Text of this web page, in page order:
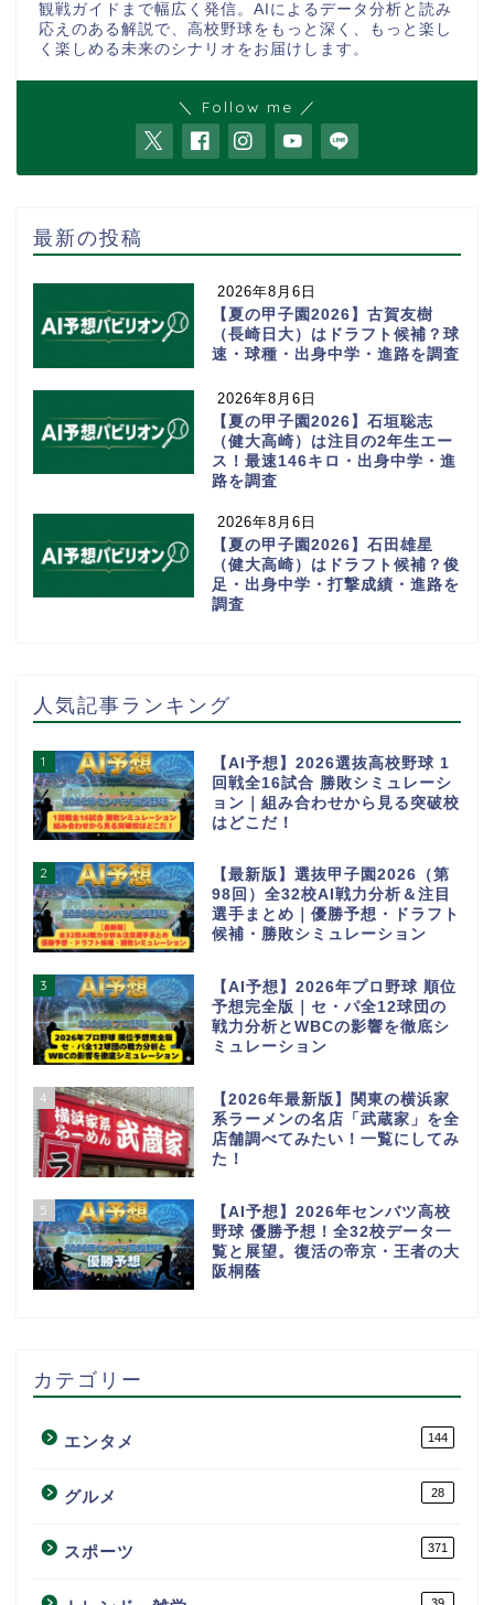
観戦ガイドまで幅広く発信。AIによるデータ分析と読み
応えのある解説で、高校野球をもっと深く、もっと楽し
く楽しめる未来のシナリオをお届けします。
＼ Follow me ／
最新の投稿
2026年8月6日
【夏の甲子園2026】古賀友樹
（長崎日大）はドラフト候補？球
速・球種・出身中学・進路を調査
2026年8月6日
【夏の甲子園2026】石垣聡志
（健大高崎）は注目の2年生エー
ス！最速146キロ・出身中学・進
路を調査
2026年8月6日
【夏の甲子園2026】石田雄星
（健大高崎）はドラフト候補？俊
足・出身中学・打撃成績・進路を
調査
人気記事ランキング
1
【AI予想】2026選抜高校野球 1
回戦全16試合 勝敗シミュレーシ
ョン｜組み合わせから見る突破校
はどこだ！
2
【最新版】選抜甲子園2026（第
98回）全32校AI戦力分析＆注目
選手まとめ｜優勝予想・ドラフト
候補・勝敗シミュレーション
3
【AI予想】2026年プロ野球 順位
予想完全版｜セ・パ全12球団の
戦力分析とWBCの影響を徹底シ
ミュレーション
4
【2026年最新版】関東の横浜家
系ラーメンの名店「武蔵家」を全
店舗調べてみたい！一覧にしてみ
た！
5
【AI予想】2026年センバツ高校
野球 優勝予想！全32校データ一
覧と展望。復活の帝京・王者の大
阪桐蔭
カテゴリー
エンタメ 144
グルメ 28
スポーツ 371